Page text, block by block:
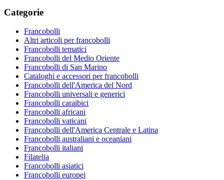
Categorie
Francobolli
Altri articoli per francobolli
Francobolli tematici
Francobolli del Medio Oriente
Francobolli di San Marino
Cataloghi e accessori per francobolli
Francobolli dell'America del Nord
Francobolli universali e generici
Francobolli caraibici
Francobolli africani
Francobolli vaticani
Francobolli dell'America Centrale e Latina
Francobolli australiani e oceaniani
Francobolli italiani
Filatelia
Francobolli asiatici
Francobolli europei